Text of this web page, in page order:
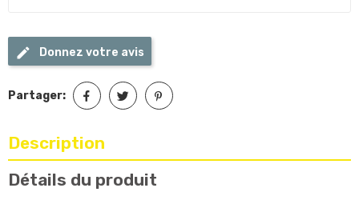
Donnez votre avis
Partager:
Description
Détails du produit